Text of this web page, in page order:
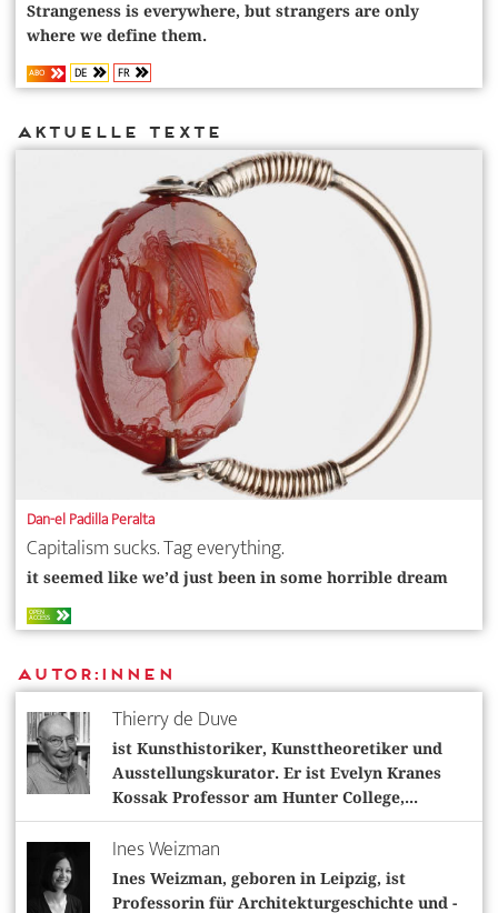
Strangeness is everywhere, but strangers are only
where we define them.
ABO DE FR
Aktuelle Texte
Dan-el Padilla Peralta
Capitalism sucks. Tag everything.
it seemed like we’d just been in some horrible dream
OPEN
ACCESS
Autor:innen
Thierry de Duve
ist Kunsthistoriker, Kunsttheoretiker und
Ausstellungskurator. Er ist Evelyn Kranes
Kossak Professor am Hunter College,...
Ines Weizman
Ines Weizman, geboren in Leipzig, ist
Professorin für Architekturgeschichte und -